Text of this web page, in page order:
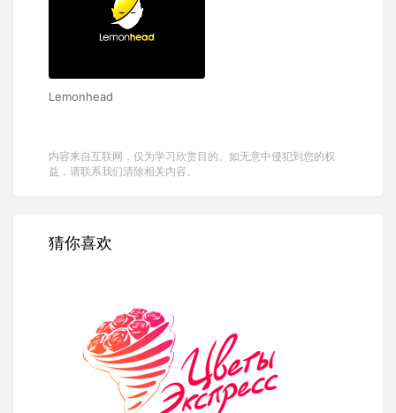
Lemonhead
内容来自互联网，仅为学习欣赏目的。如无意中侵犯到您的权
益，请联系我们清除相关内容。
猜你喜欢